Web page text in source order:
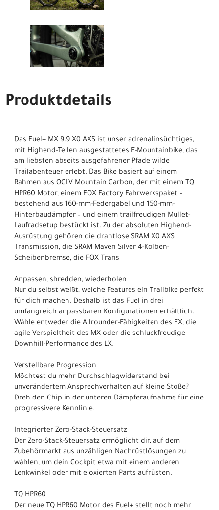
Produktdetails
Das Fuel+ MX 9.9 X0 AXS ist unser adrenalinsüchtiges,
mit Highend-Teilen ausgestattetes E-Mountainbike, das
am liebsten abseits ausgefahrener Pfade wilde
Trailabenteuer erlebt. Das Bike basiert auf einem
Rahmen aus OCLV Mountain Carbon, der mit einem TQ
HPR60 Motor, einem FOX Factory Fahrwerkspaket –
bestehend aus 160-mm-Federgabel und 150-mm-
Hinterbaudämpfer – und einem trailfreudigen Mullet-
Laufradsetup bestückt ist. Zu der absoluten Highend-
Ausrüstung gehören die drahtlose SRAM X0 AXS
Transmission, die SRAM Maven Silver 4-Kolben-
Scheibenbremse, die FOX Trans
Anpassen, shredden, wiederholen
Nur du selbst weißt, welche Features ein Trailbike perfekt
für dich machen. Deshalb ist das Fuel in drei
umfangreich anpassbaren Konfigurationen erhältlich.
Wähle entweder die Allrounder-Fähigkeiten des EX, die
agile Verspieltheit des MX oder die schluckfreudige
Downhill-Performance des LX.
Verstellbare Progression
Möchtest du mehr Durchschlagwiderstand bei
unverändertem Ansprechverhalten auf kleine Stöße?
Dreh den Chip in der unteren Dämpferaufnahme für eine
progressivere Kennlinie.
Integrierter Zero-Stack-Steuersatz
Der Zero-Stack-Steuersatz ermöglicht dir, auf dem
Zubehörmarkt aus unzähligen Nachrüstlösungen zu
wählen, um dein Cockpit etwa mit einem anderen
Lenkwinkel oder mit eloxierten Parts aufrüsten.
TQ HPR60
Der neue TQ HPR60 Motor des Fuel+ stellt noch mehr